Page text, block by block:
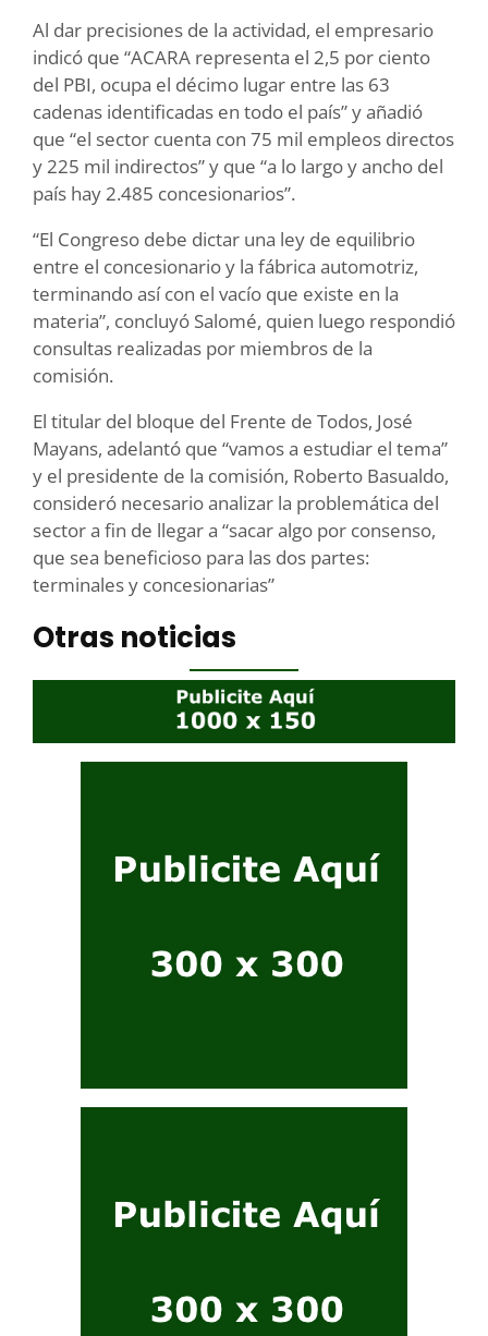
Al dar precisiones de la actividad, el empresario
indicó que “ACARA representa el 2,5 por ciento
del PBI, ocupa el décimo lugar entre las 63
cadenas identificadas en todo el país” y añadió
que “el sector cuenta con 75 mil empleos directos
y 225 mil indirectos” y que “a lo largo y ancho del
país hay 2.485 concesionarios”.
“El Congreso debe dictar una ley de equilibrio
entre el concesionario y la fábrica automotriz,
terminando así con el vacío que existe en la
materia”, concluyó Salomé, quien luego respondió
consultas realizadas por miembros de la
comisión.
El titular del bloque del Frente de Todos, José
Mayans, adelantó que “vamos a estudiar el tema”
y el presidente de la comisión, Roberto Basualdo,
consideró necesario analizar la problemática del
sector a fin de llegar a “sacar algo por consenso,
que sea beneficioso para las dos partes:
terminales y concesionarias”
Otras noticias